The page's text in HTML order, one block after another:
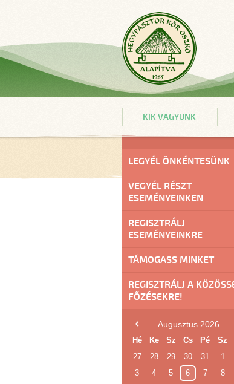
KIK VAGYUNK
LEGYÉL ÖNKÉNTESÜNK
VEGYÉL RÉSZT
ESEMÉNYEINKEN
REGISZTRÁLJ
ESEMÉNYEINKRE
TÁMOGASS MINKET
REGISZTRÁLJ A
FŐZÉSEKRE!
Augusztus 2026
Hé Ke Sz Cs Pé Sz
27
28 29 30 31 1
3
4 5 6 7 8